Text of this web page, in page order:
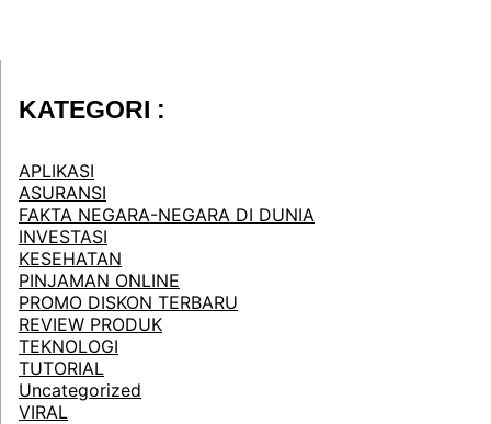
KATEGORI :
APLIKASI
ASURANSI
FAKTA NEGARA-NEGARA DI DUNIA
INVESTASI
KESEHATAN
PINJAMAN ONLINE
PROMO DISKON TERBARU
REVIEW PRODUK
TEKNOLOGI
TUTORIAL
Uncategorized
VIRAL